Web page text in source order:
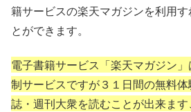
籍サービスの楽天マガジンを利用
とができます。
電子書籍サービス「楽天マガジン
制サービスですが３１日間の無料
誌・週刊大衆を読むことが出来ま